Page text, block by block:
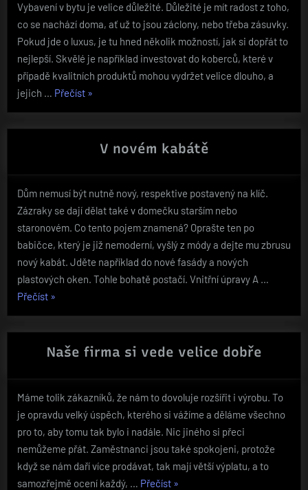
Vybavení v bytu je velice důležité. Důležité je mít radost z toho,
co se nachází doma, ať už to jsou záclony, nebo třeba zásuvky.
Pokud jde o luxus, je tu hned několik možností, jak si dopřát to
nejlepší. Skvělé je například investovat do koberců, které v
případě kvalitních produktů mohou vydržet velice dlouho, a
jejich … Přečíst„Hodnota,
se
bude
všech
směrech“
»
V novém kabátě
Dům nemusí být nutně nový, respektive postavený na klíč.
Zázraky se dají dělat také v domečku starším nebo
staronovém. Co tento pojem znamená? Oprašte ten po
babičce, který je již nemoderní, vyšlý z módy a dejte mu zbrusu
nový kabát. Jděte například do nové fasády a nových
plastových oken. Tohle bohatě postačí. Vnitřní úpravy A …
Přečíst„V
kabátě“
»
Naše firma si vede velice dobře
Máme tolik zákazníků, že nám to dovoluje rozšířit i výrobu. To
je opravdu velký úspěch, kterého si vážíme a děláme všechno
pro to, aby tomu tak bylo i nadále. Nic jiného si přeci
nemůžeme přát. Zaměstnanci jsou také spokojeni, protože
když se nám daří více prodávat, tak mají větší výplatu, a to
samozřejmě ocení každý, … Přečíst„Naše
»